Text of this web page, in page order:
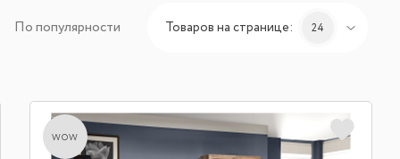
По популярности Товаров на странице: 24
wow